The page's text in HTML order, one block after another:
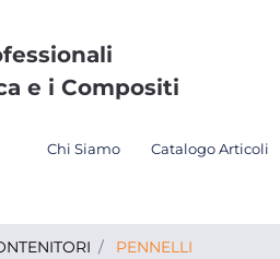
e i Compositi
Chi Siamo Catalogo Articoli
PENNELLI